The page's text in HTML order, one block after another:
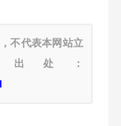
不代表本网站立
处：